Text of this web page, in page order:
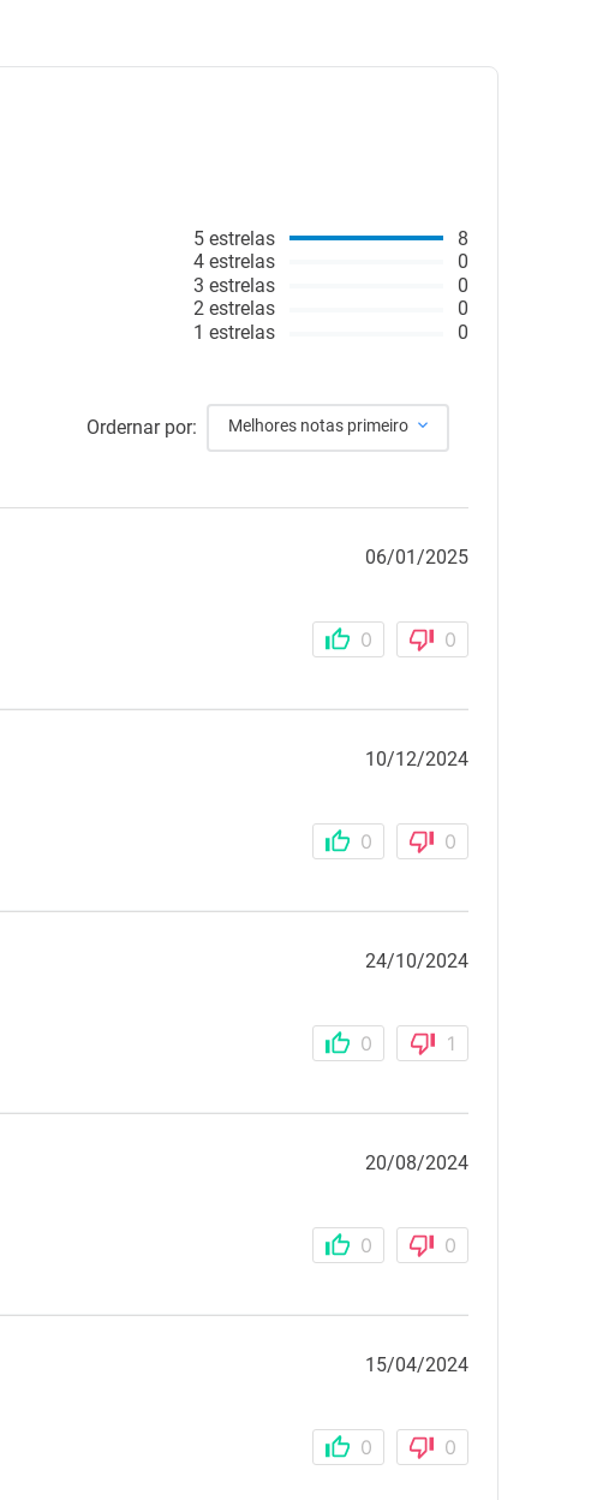
5 estrelas
4 estrelas
3 estrelas
2 estrelas
1 estrelas
8
0
0
0
0
Ordernar por: Melhores notas primeiro
06/01/2025
0 0
10/12/2024
0 0
24/10/2024
0 1
20/08/2024
0 0
15/04/2024
0 0